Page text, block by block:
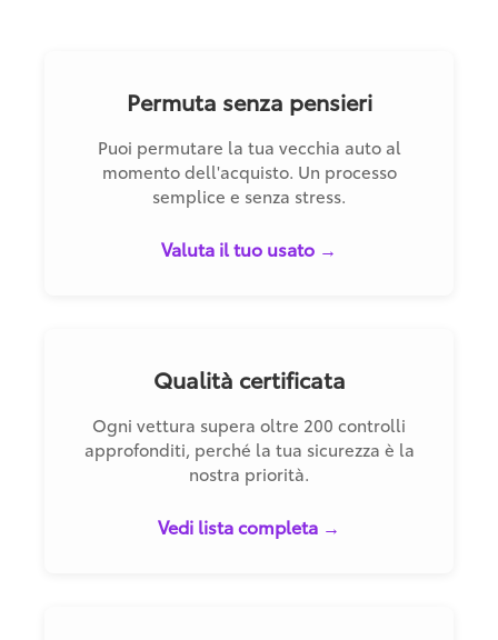
Permuta senza pensieri
Puoi permutare la tua vecchia auto al
momento dell'acquisto. Un processo
semplice e senza stress.
Valuta il tuo usato →
Qualità certificata
Ogni vettura supera oltre 200 controlli
approfonditi, perché la tua sicurezza è la
nostra priorità.
Vedi lista completa →